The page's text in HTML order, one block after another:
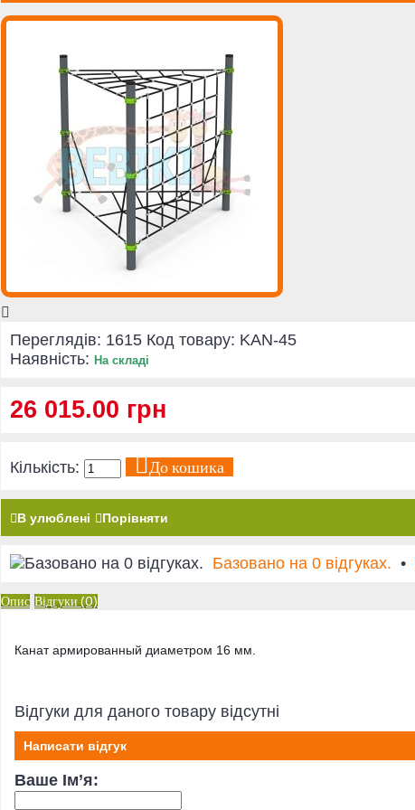
Переглядів: 1615 Код товару: KAN-45
Наявність: На складі
26 015.00 грн
Кількість: До кошика
В улюблені Порівняти
Базовано на 0 відгуках. •
Опис Відгуки (0)
Канат армированный диаметром 16 мм.
Відгуки для даного товару відсутні
Написати відгук
Ваше Ім’я: